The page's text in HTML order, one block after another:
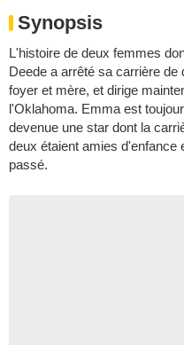
Synopsis
L'histoire de deux femmes
Deede a arrêté sa carrière
foyer et mère, et dirige
l'Oklahoma. Emma est
devenue une star dont la
deux étaient amies d'enfance
passé.